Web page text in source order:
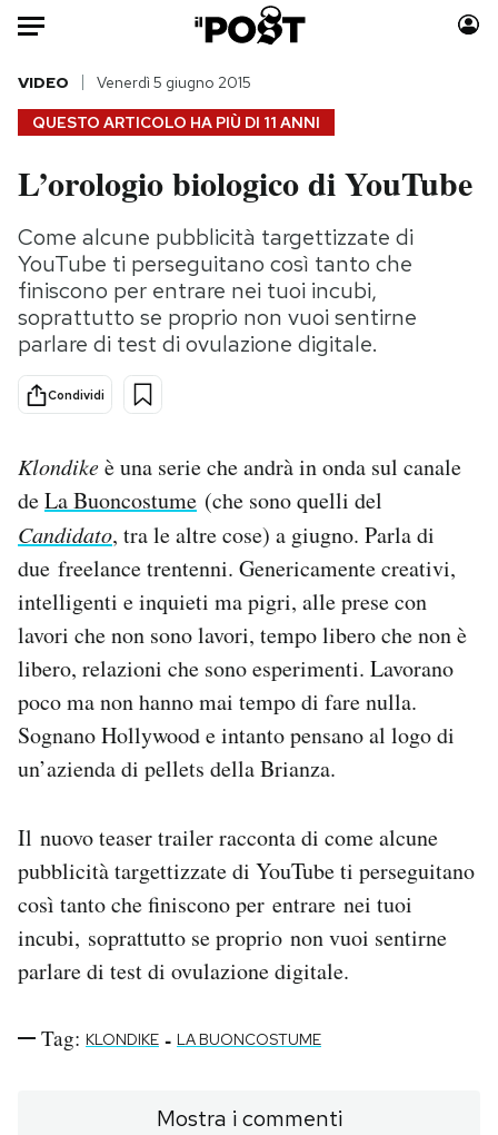
HOME
Italia
Politica
Tecnologia
Internet
Scienza
Cultura
Economia
Moda
Consumismi
Storie/Idee
Ok Boomer!
Media
PODCAST
NEWSLETTER
SHOP
CALENDARIO
AREA PERSONALE
Area Personale
Newsletter
Regala il Post
QUESTO ARTICOLO HA PIÙ DI 11 ANNI
VIDEO Venerdì 5 giugno 2015
L’orologio biologico di YouTube
Come alcune pubblicità targettizzate di
YouTube ti perseguitano così tanto che
finiscono per entrare nei tuoi incubi,
soprattutto se proprio non vuoi sentirne
parlare di test di ovulazione digitale.
Condividi
Klondikeè una serie che andrà in onda sul canale
deLa Buoncostume (che sono quelli del
Candidato, tra le altre cose) a giugno. Parla di
due freelance trentenni. Genericamente creativi,
intelligenti e inquieti ma pigri, alle prese con
lavori che non sono lavori, tempo libero che non è
libero, relazioni che sono esperimenti. Lavorano
poco ma non hanno mai tempo di fare nulla.
Sognano Hollywood e intanto pensano al logo di
un’azienda di pellets della Brianza.
Il nuovo teaser trailer racconta di come alcune
pubblicità targettizzate di YouTube ti perseguitano
così tanto che finiscono per entrare nei tuoi
incubi, soprattutto se proprio non vuoi sentirne
parlare di test di ovulazione digitale.
Tag: KLONDIKE - LA BUONCOSTUME
Mostra i commenti